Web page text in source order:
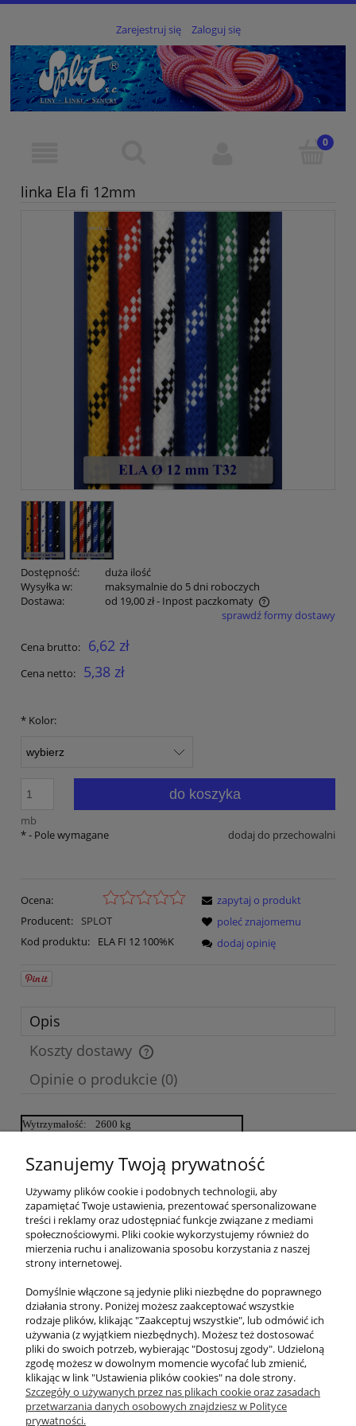
Zarejestruj się Zaloguj się
linka Ela fi 12mm
Dostępność:
duża ilość
Wysyłka w:
maksymalnie do 5 dni roboczych
Dostawa:
od 19,00 zł- Inpost paczkomaty
Cena nie zawiera ewentualnych kosztów płatnościsprawdź formy dostawy
Cena brutto: 6,62 zł
Cena netto: 5,38 zł
* Kolor:
mb
do koszyka
dodaj do przechowalni
*- Pole wymagane
Ocena:
Producent:
SPLOT
Kod produktu:
ELA FI 12 100%K
zapytaj o produkt
poleć znajomemu
dodaj opinię
Opis
Koszty dostawy
Cena nie zawiera ewentualnych kosztów płatności
Opinie o produkcie (0)
Wytrzymałość:
2600 kg
Gramatura:
86,0 g/mb
Konstrukcja:
rdzeń: pleciony
oplot: T32 (16 splotów)
Nawoje:
160 mb
Wymiar szpuli:
średnica: 350 mm
szerokość: 260 mm
Materiał: Pes-stapel 100%
Odporność na kwasy: dobra
Odporność na ścieranie: dobra
Odporność na promienie UV: bardzo dobra
Odporność na temperature: do 180 °C
Szanujemy Twoją prywatność
Używamy plików cookie i podobnych technologii, aby
zapamiętać Twoje ustawienia, prezentować spersonalizowane
treści i reklamy oraz udostępniać funkcje związane z mediami
społecznościowymi. Pliki cookie wykorzystujemy również do
mierzenia ruchu i analizowania sposobu korzystania z naszej
strony internetowej.
Domyślnie włączone są jedynie pliki niezbędne do poprawnego
działania strony. Poniżej możesz zaakceptować wszystkie
rodzaje plików, klikając "Zaakceptuj wszystkie", lub odmówić ich
używania (z wyjątkiem niezbędnych). Możesz też dostosować
pliki do swoich potrzeb, wybierając "Dostosuj zgody". Udzieloną
zgodę możesz w dowolnym momencie wycofać lub zmienić,
klikając w link "Ustawienia plików cookies" na dole strony.
Szczegóły o używanych przez nas plikach cookie oraz zasadach
przetwarzania danych osobowych znajdziesz w Polityce
prywatności.